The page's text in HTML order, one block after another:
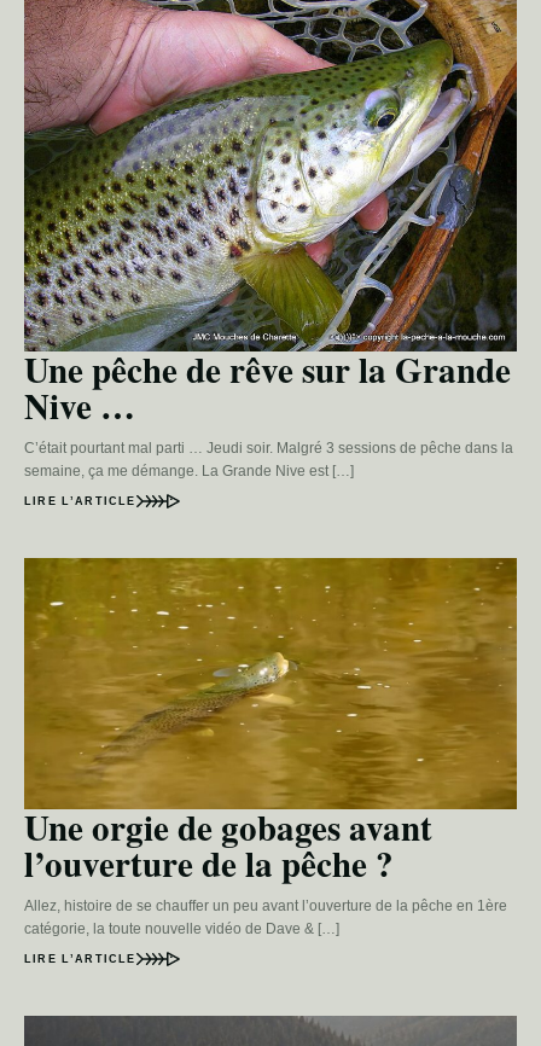
Une pêche de rêve sur la Grande
Nive …
C’était pourtant mal parti … Jeudi soir. Malgré 3 sessions de pêche dans la
semaine, ça me démange. La Grande Nive est […]
LIRE L’ARTICLE
Une orgie de gobages avant
l’ouverture de la pêche ?
Allez, histoire de se chauffer un peu avant l’ouverture de la pêche en 1ère
catégorie, la toute nouvelle vidéo de Dave & […]
LIRE L’ARTICLE